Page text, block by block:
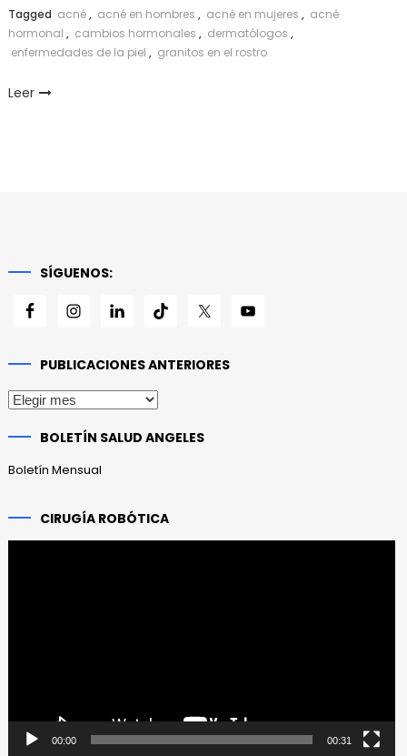
Tagged acné, acné en hombres , acné en mujeres , acné
hormonal , cambios hormonales , dermatólogos ,
enfermedades de la piel , granitos en el rostro
Leer
SÍGUENOS:
PUBLICACIONES ANTERIORES
Publicaciones
BOLETÍN SALUD ANGELES
Boletín Mensual
CIRUGÍA ROBÓTICA
00:00 00:31